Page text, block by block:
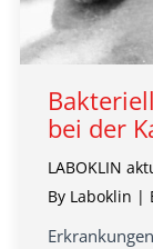
bei der
LABOKLIN
By Laboklin |